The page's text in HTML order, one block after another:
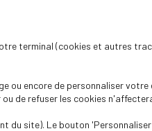
terminal (cookies et autres
ou encore de personnaliser
de refuser les cookies
du site). Le bouton